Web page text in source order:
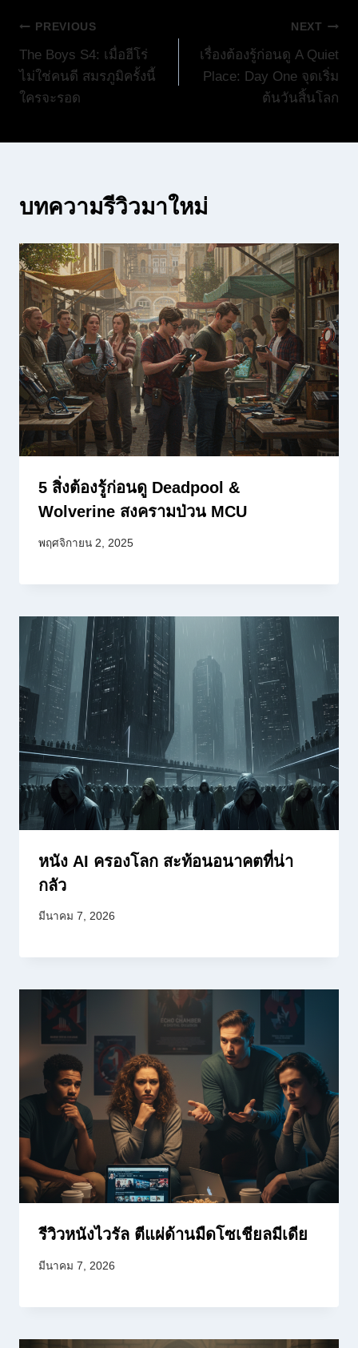
แนะแนว
เรื่อง
PREVIOUS
The Boys S4: เมื่อฮีโร่
ไม่ใช่คนดี สมรภูมิครั้งนี้
ใครจะรอด
NEXT
เรื่องต้องรู้ก่อนดู A Quiet
Place: Day One จุดเริ่ม
ต้นวันสิ้นโลก
บทความรีวิวมาใหม่
5 สิ่งต้องรู้ก่อนดู Deadpool &
Wolverine สงครามป่วน MCU
พฤศจิกายน 2, 2025
หนัง AI ครองโลก สะท้อนอนาคตที่น่า
กลัว
มีนาคม 7, 2026
รีวิวหนังไวรัล ตีแผ่ด้านมืดโซเชียลมีเดีย
มีนาคม 7, 2026